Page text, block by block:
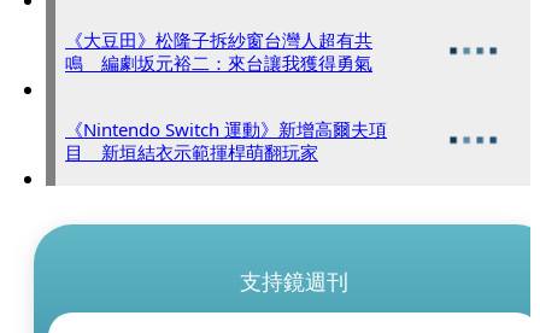
《大豆田》松隆子拆紗窗台灣人超有共
鳴 編劇坂元裕二：來台讓我獲得勇氣
《Nintendo Switch 運動》新增高爾夫項
目 新垣結衣示範揮桿萌翻玩家
支持鏡週刊